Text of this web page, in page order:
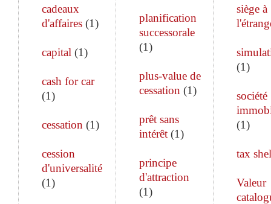
cadeaux
d'affaires (1)
capital (1)
cash for car
(1)
cessation (1)
cession
d'universalité
(1)
planification
successorale
(1)
plus-value de
cessation (1)
prêt sans
intérêt(1)
principe
d'attraction
(1)
siège à
(1)
société
(1)
tax
Valeur